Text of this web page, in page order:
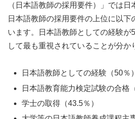
（日本語教師の採用要件）」では
日本語教師の採用要件の上位に以下
います。日本語教師としての経験が
して最も重視されていることが分か
日本語教師としての経験（50％）
日本語教育能力検定試験の合格
学士の取得（43.5％）